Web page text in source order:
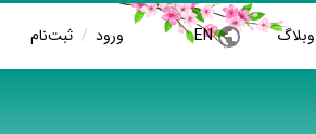
وبلاگ EN ورود / ثبت‌نام